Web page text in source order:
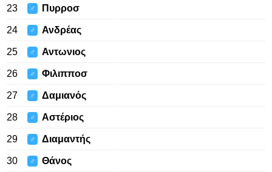
23 ♂ Πυρροσ
24 ♂ Ανδρέας
25 ♂ Αντωνιος
26 ♂ Φιλιπποσ
27 ♂ Δαμιανός
28 ♂ Αστέριος
29 ♂ Διαμαντής
30 ♂ Θάνος